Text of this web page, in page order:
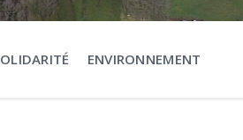
ENVIRONNEMENT